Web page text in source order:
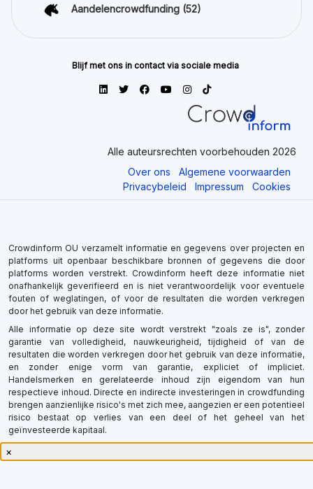
Aandelencrowdfunding (52)
Blijf met ons in contact via sociale media
Alle auteursrechten voorbehouden 2026
Over ons
Algemene voorwaarden
Privacybeleid
Impressum Cookies
Crowdinform OU verzamelt informatie en gegevens over projecten en
platforms uit openbaar beschikbare bronnen of gegevens die door
platforms worden verstrekt. Crowdinform heeft deze informatie niet
onafhankelijk geverifieerd en is niet verantwoordelijk voor eventuele
fouten of weglatingen, of voor de resultaten die worden verkregen
door het gebruik van deze informatie.
Alle informatie op deze site wordt verstrekt "zoals ze is", zonder
garantie van volledigheid, nauwkeurigheid, tijdigheid of van de
resultaten die worden verkregen door het gebruik van deze informatie,
en zonder enige vorm van garantie, expliciet of impliciet.
Handelsmerken en gerelateerde inhoud zijn eigendom van hun
respectieve inhoud. Directe en indirecte investeringen in crowdfunding
brengen aanzienlijke risico's met zich mee, aangezien er een potentieel
risico bestaat op verlies van een deel of het geheel van het
geïnvesteerde kapitaal.
×